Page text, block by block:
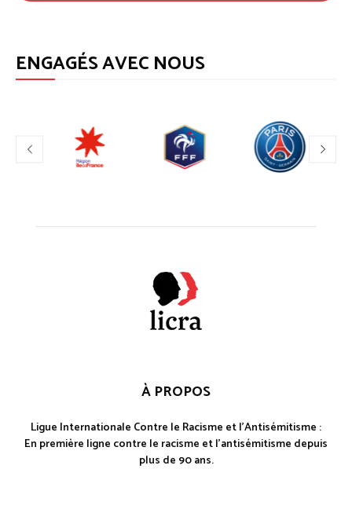
ENGAGÉS AVEC NOUS
À PROPOS
Ligue Internationale Contre le Racisme et l'Antisémitisme :
En première ligne contre le racisme et l'antisémitisme depuis
plus de 90 ans.